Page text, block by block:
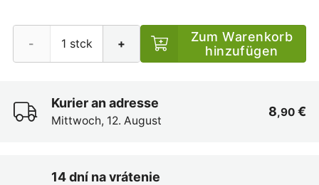
- +
Zum Warenkorb
hinzufügen
Kurier an adresse
Mittwoch, 12. August
8,90 €
14 dní na vrátenie